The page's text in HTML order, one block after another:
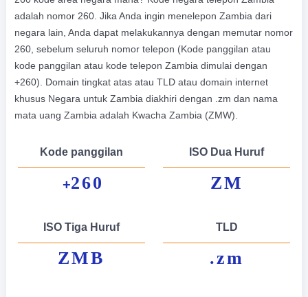
adalah nomor 260. Jika Anda ingin menelepon Zambia dari
negara lain, Anda dapat melakukannya dengan memutar nomor
260, sebelum seluruh nomor telepon (Kode panggilan atau
kode panggilan atau kode telepon Zambia dimulai dengan
+260). Domain tingkat atas atau TLD atau domain internet
khusus Negara untuk Zambia diakhiri dengan .zm dan nama
mata uang Zambia adalah Kwacha Zambia (ZMW).
Kode panggilan
+260
ISO Dua Huruf
ZM
ISO Tiga Huruf
ZMB
TLD
.zm